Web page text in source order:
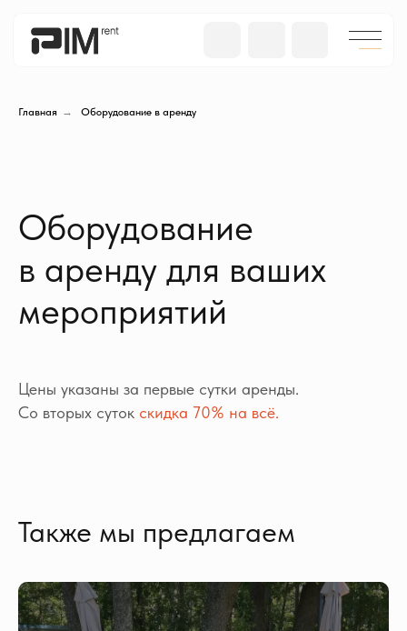
Главная → Оборудование в аренду
Оборудование
в аренду для ваших
мероприятий
Цены указаны за первые сутки аренды.
Со вторых суток скидка 70% на всё.
Также мы предлагаем